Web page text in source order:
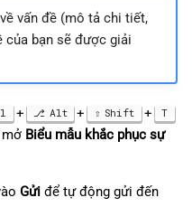
vấn đề (mô tả chi tiết,
của bạn sẽ được giải
+ Alt + Shift + T
mở Biểu mẫu khắc phục sự
Gửi để tự động gửi đến